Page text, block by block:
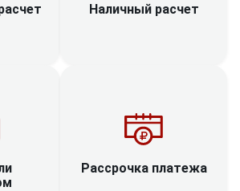
Наличный расчет
Рассрочка платежа